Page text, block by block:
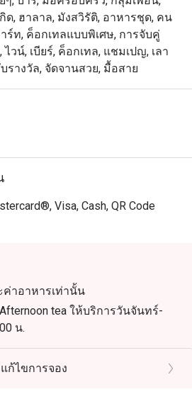
ด, ฮาลาล, มังสวิรัติ, อาหารชุด, คน
ร์ท, ค็อกเทลแบบพิเศษ, การจับคู่
วน์, เบียร์, ค็อกเทล, แชมเปญ, เลา
รางวัล, จัดจานสวย, มื้อสาย
Visa, Cash, QR Code
ค่าอาหารเท่านั้น
tea ให้บริการวันจันทร์-
น.
ย่างน้อย 45 นาที ชุดน้ำชายามบ่าย
าที หลังจากที่คุณลูกค้ามาถึง
ก้ไขการจอง